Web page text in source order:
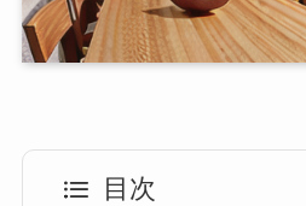
目次